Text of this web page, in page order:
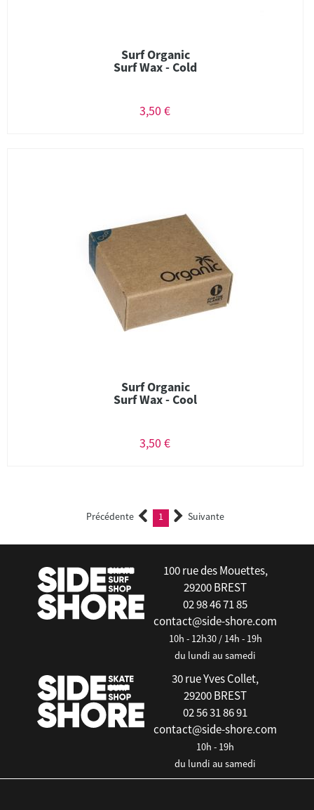
Surf Organic
Surf Wax - Cold
3,50 €
Surf Organic
Surf Wax - Cool
3,50 €
Précédente 1 (current)Suivante
100 rue des Mouettes,
29200 BREST
02 98 46 71 85
contact@side-shore.com
10h - 12h30 / 14h - 19h
du lundi au samedi
30 rue Yves Collet,
29200 BREST
02 56 31 86 91
contact@side-shore.com
10h - 19h
du lundi au samedi